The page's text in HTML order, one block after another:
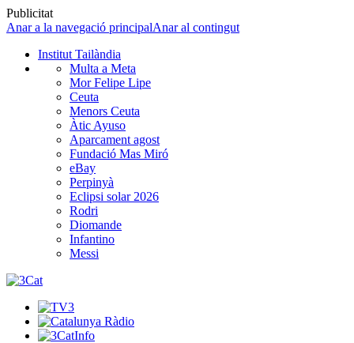
Publicitat
Anar a la navegació principalAnar al contingut
Institut Tailàndia
Multa a Meta
Mor Felipe Lipe
Ceuta
Menors Ceuta
Àtic Ayuso
Aparcament agost
Fundació Mas Miró
eBay
Perpinyà
Eclipsi solar 2026
Rodri
Diomande
Infantino
Messi